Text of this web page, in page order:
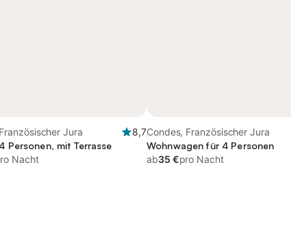
Jura
8,7
Personen, mit Terrasse
Nacht
Condes, Französischer Jura
Wohnwagen für 4 Personen
ab35 €pro Nacht